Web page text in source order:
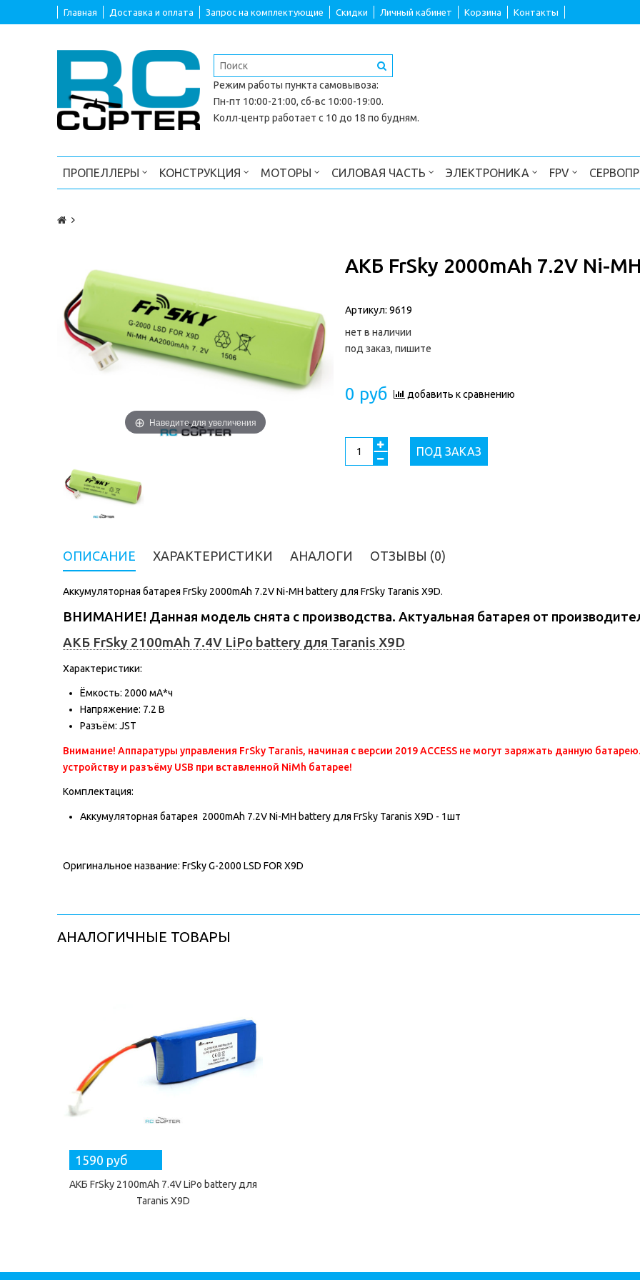
Главная Доставка и оплата Запрос на комплектующие Скидки Личный кабинет Корзина Контакты
Режим работы пункта самовывоза:
Пн-пт 10:00-21:00, сб-вс 10:00-19:00.
Колл-центр работает с 10 до 18 по будням.
ПРОПЕЛЛЕРЫ КОНСТРУКЦИЯ МОТОРЫ СИЛОВАЯ ЧАСТЬ ЭЛЕКТРОНИКА FPV
Наведите для увеличения
АКБ FrSky 2000mAh 7.2V Ni-
Артикул: 9619
нет в наличии
под заказ, пишите
0 руб добавить к сравнению
ПОД ЗАКАЗ
ОПИСАНИЕ ХАРАКТЕРИСТИКИ АНАЛОГИ ОТЗЫВЫ (0)
Аккумуляторная батарея FrSky 2000mAh 7.2V Ni-MH battery для FrSky Taranis X9D.
ВНИМАНИЕ! Данная модель снята с производства. Актуальная батарея от
АКБ FrSky 2100mAh 7.4V LiPo battery для Taranis X9D
Характеристики:
Ёмкость: 2000 мА*ч
Напряжение: 7.2 В
Разъём: JST
Внимание! Аппаратуры управления FrSky Taranis, начиная с версии 2019 ACCESS не могут заряжать данную
устройству и разъёму USB при вставленной NiMh батарее!
Комплектация:
Аккумуляторная батарея 2000mAh 7.2V Ni-MH battery для FrSky Taranis X9D - 1шт
Оригинальное название: FrSky G-2000 LSD FOR X9D
АНАЛОГИЧНЫЕ ТОВАРЫ
1590 руб
АКБ FrSky 2100mAh 7.4V LiPo battery для
Taranis X9D